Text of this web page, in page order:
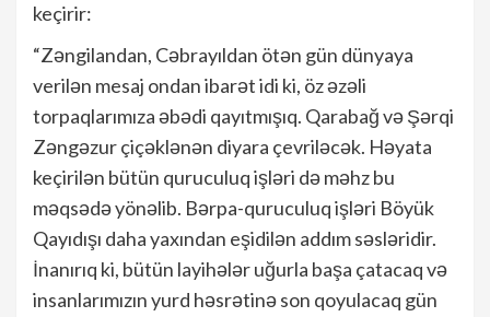
keçirir:
“Zəngilandan, Cəbrayıldan ötən gün dünyaya
verilən mesaj ondan ibarət idi ki, öz əzəli
torpaqlarımıza əbədi qayıtmışıq. Qarabağ və Şərqi
Zəngəzur çiçəklənən diyara çevriləcək. Həyata
keçirilən bütün quruculuq işləri də məhz bu
məqsədə yönəlib. Bərpa-quruculuq işləri Böyük
Qayıdışı daha yaxından eşidilən addım səsləridir.
İnanırıq ki, bütün layihələr uğurla başa çatacaq və
insanlarımızın yurd həsrətinə son qoyulacaq gün